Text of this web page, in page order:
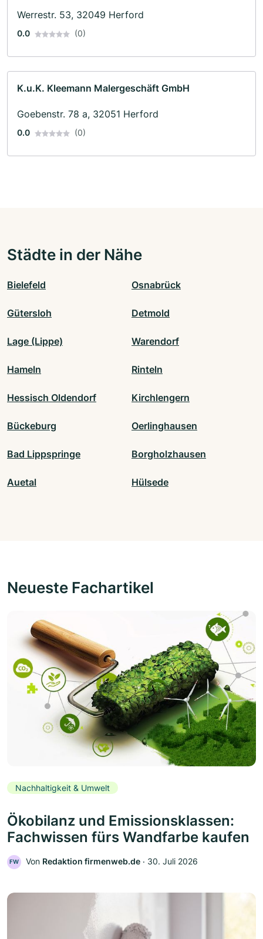
Werrestr. 53, 32049 Herford
0.0 (0)
K.u.K. Kleemann Malergeschäft GmbH
Goebenstr. 78 a, 32051 Herford
0.0 (0)
Städte in der Nähe
Bielefeld Osnabrück
Gütersloh Detmold
Lage (Lippe) Warendorf
Hameln Rinteln
Hessisch Oldendorf Kirchlengern
Bückeburg Oerlinghausen
Bad Lippspringe Borgholzhausen
Auetal Hülsede
Neueste Fachartikel
Nachhaltigkeit & Umwelt
Ökobilanz und Emissionsklassen:
Fachwissen fürs Wandfarbe kaufen
FW Von Redaktion firmenweb.de ‧ 30. Juli 2026